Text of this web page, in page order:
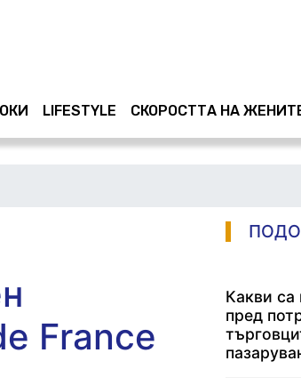
LIFESTYLE СКОРОСТТА НА
France
Какви са
пред